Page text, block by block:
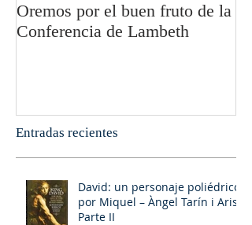
Oremos por el buen fruto de la
Conferencia de Lambeth
Entradas recientes
David: un personaje poliédrico,
por Miquel – Àngel Tarín i Arisó
Parte II